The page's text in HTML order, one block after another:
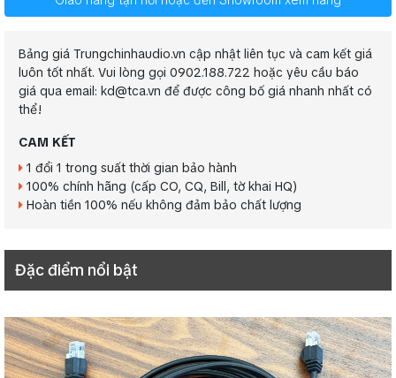
Bảng giá Trungchinhaudio.vn cập nhật liên tục và cam kết giá
luôn tốt nhất. Vui lòng gọi 0902.188.722 hoặc yêu cầu báo
giá qua email: kd@tca.vn để được công bố giá nhanh nhất có
thể!
CAM KẾT
1 đổi 1 trong suất thời gian bảo hành
100% chính hãng (cấp CO, CQ, Bill, tờ khai HQ)
Hoàn tiền 100% nếu không đảm bảo chất lượng
Đặc điểm nổi bật